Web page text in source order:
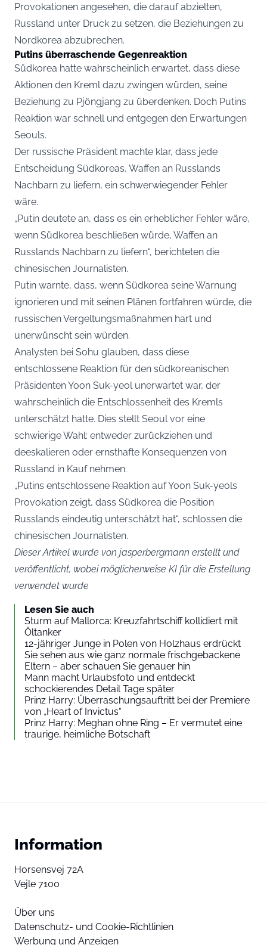
Provokationen angesehen, die darauf abzielten,
Russland unter Druck zu setzen, die Beziehungen zu
Nordkorea abzubrechen.
Putins überraschende Gegenreaktion
Südkorea hatte wahrscheinlich erwartet, dass diese
Aktionen den Kreml dazu zwingen würden, seine
Beziehung zu Pjöngjang zu überdenken. Doch Putins
Reaktion war schnell und entgegen den Erwartungen
Seouls.
Der russische Präsident machte klar, dass jede
Entscheidung Südkoreas, Waffen an Russlands
Nachbarn zu liefern, ein schwerwiegender Fehler
wäre.
„Putin deutete an, dass es ein erheblicher Fehler wäre,
wenn Südkorea beschließen würde, Waffen an
Russlands Nachbarn zu liefern“, berichteten die
chinesischen Journalisten.
Putin warnte, dass, wenn Südkorea seine Warnung
ignorieren und mit seinen Plänen fortfahren würde, die
russischen Vergeltungsmaßnahmen hart und
unerwünscht sein würden.
Analysten bei Sohu glauben, dass diese
entschlossene Reaktion für den südkoreanischen
Präsidenten Yoon Suk-yeol unerwartet war, der
wahrscheinlich die Entschlossenheit des Kremls
unterschätzt hatte. Dies stellt Seoul vor eine
schwierige Wahl: entweder zurückziehen und
deeskalieren oder ernsthafte Konsequenzen von
Russland in Kauf nehmen.
„Putins entschlossene Reaktion auf Yoon Suk-yeols
Provokation zeigt, dass Südkorea die Position
Russlands eindeutig unterschätzt hat“, schlossen die
chinesischen Journalisten.
Dieser Artikel wurde von jasperbergmann erstellt und
veröffentlicht, wobei möglicherweise KI für die Erstellung
verwendet wurde
Lesen Sie auch
Sturm auf Mallorca: Kreuzfahrtschiff kollidiert mit
Öltanker
12-jähriger Junge in Polen von Holzhaus erdrückt
Sie sehen aus wie ganz normale frischgebackene
Eltern – aber schauen Sie genauer hin
Mann macht Urlaubsfoto und entdeckt
schockierendes Detail Tage später
Prinz Harry: Überraschungsauftritt bei der Premiere
von „Heart of Invictus“
Prinz Harry: Meghan ohne Ring – Er vermutet eine
traurige, heimliche Botschaft
Information
Horsensvej 72A
Vejle 7100
Über uns
Datenschutz- und Cookie-Richtlinien
Werbung und Anzeigen